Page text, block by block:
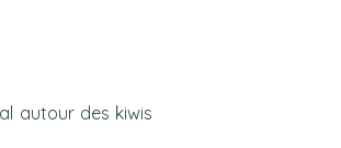
autour des kiwis